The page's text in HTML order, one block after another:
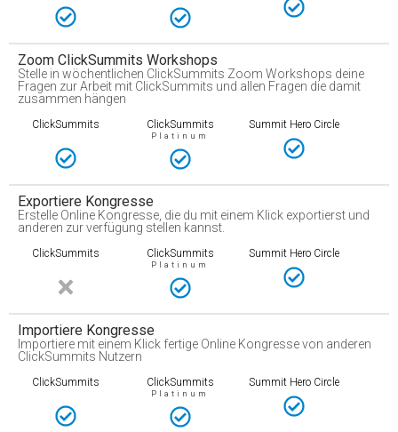
Zoom ClickSummits Workshops
Stelle in wöchentlichen ClickSummits Zoom Workshops deine
Fragen zur Arbeit mit ClickSummits und allen Fragen die damit
zusammen hängen
ClickSummits ClickSummits
Platinum
Summit Hero Circle
Exportiere Kongresse
Erstelle Online Kongresse, die du mit einem Klick exportierst und
anderen zur verfügung stellen kannst.
ClickSummits ClickSummits
Platinum
Summit Hero Circle
Importiere Kongresse
Importiere mit einem Klick fertige Online Kongresse von anderen
ClickSummits Nutzern
ClickSummits ClickSummits
Platinum
Summit Hero Circle